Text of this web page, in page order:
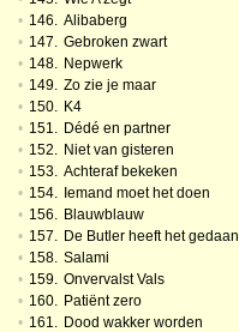
• 146. Alibaberg
• 147. Gebroken zwart
• 148. Nepwerk
• 149. Zo zie je maar
• 150. K4
• 151. Dédé en partner
• 152. Niet van gisteren
• 153. Achteraf bekeken
• 154. Iemand moet het doen
• 156. Blauwblauw
• 157. De Butler heeft het gedaan
• 158. Salami
• 159. Onvervalst Vals
• 160. Patiënt zero
• 161. Dood wakker worden